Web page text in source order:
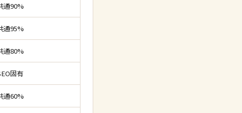
通90%
通95%
通80%
固有
通60%